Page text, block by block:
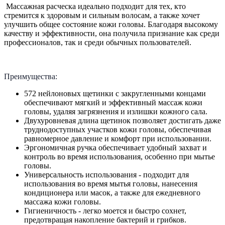
Массажная расческа идеально подходит для тех, кто
стремится к здоровым и сильным волосам, а также хочет
улучшить общее состояние кожи головы. Благодаря высокому
качеству и эффективности, она получила признание как среди
профессионалов, так и среди обычных пользователей.
Преимущества:
572 нейлоновых щетинки с закругленными концами
обеспечивают мягкий и эффективный массаж кожи
головы, удаляя загрязнения и излишки кожного сала.
Двухуровневая длина щетинок позволяет достигать даже
труднодоступных участков кожи головы, обеспечивая
равномерное давление и комфорт при использовании.
Эргономичная ручка обеспечивает удобный захват и
контроль во время использования, особенно при мытье
головы.
Универсальность использования - подходит для
использования во время мытья головы, нанесения
кондиционера или масок, а также для ежедневного
массажа кожи головы.
Гигиеничность - легко моется и быстро сохнет,
предотвращая накопление бактерий и грибков.